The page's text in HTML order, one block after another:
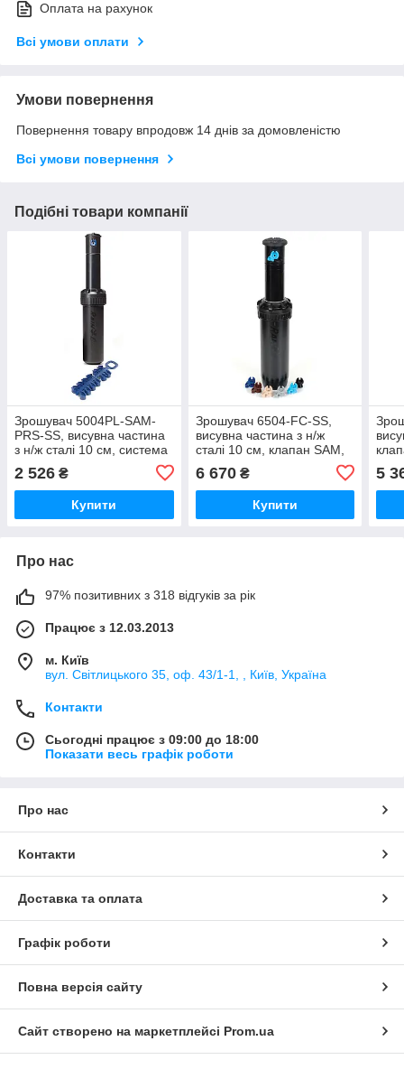
Оплата на рахунок
Всі умови оплати
Умови повернення
Повернення товару впродовж 14 днів за домовленістю
Всі умови повернення
Подібні товари компанії
Зрошувач 5004PL-SAM-
PRS-SS, висувна частина
з н/ж сталі 10 см, система
SCT, регулятор PRS, SAM
клапан - Rain Bird
2 526 ₴
Купити
Зрошувач 6504-FC-SS,
висувна частина з н/ж
сталі 10 см, клапан SAM,
круговий - Rain Bird
6 670₴
Купити
5
Про нас
97% позитивних з 318 відгуків за рік
Працює з 12.03.2013
м. Київ
вул. Світлицького 35, оф. 43/1-1, , Київ, Україна
Контакти
Сьогодні працює з 09:00 до 18:00
Показати весь графік роботи
Про нас
Контакти
Доставка та оплата
Графік роботи
Повна версія сайту
Сайт створено на маркетплейсі Prom.ua